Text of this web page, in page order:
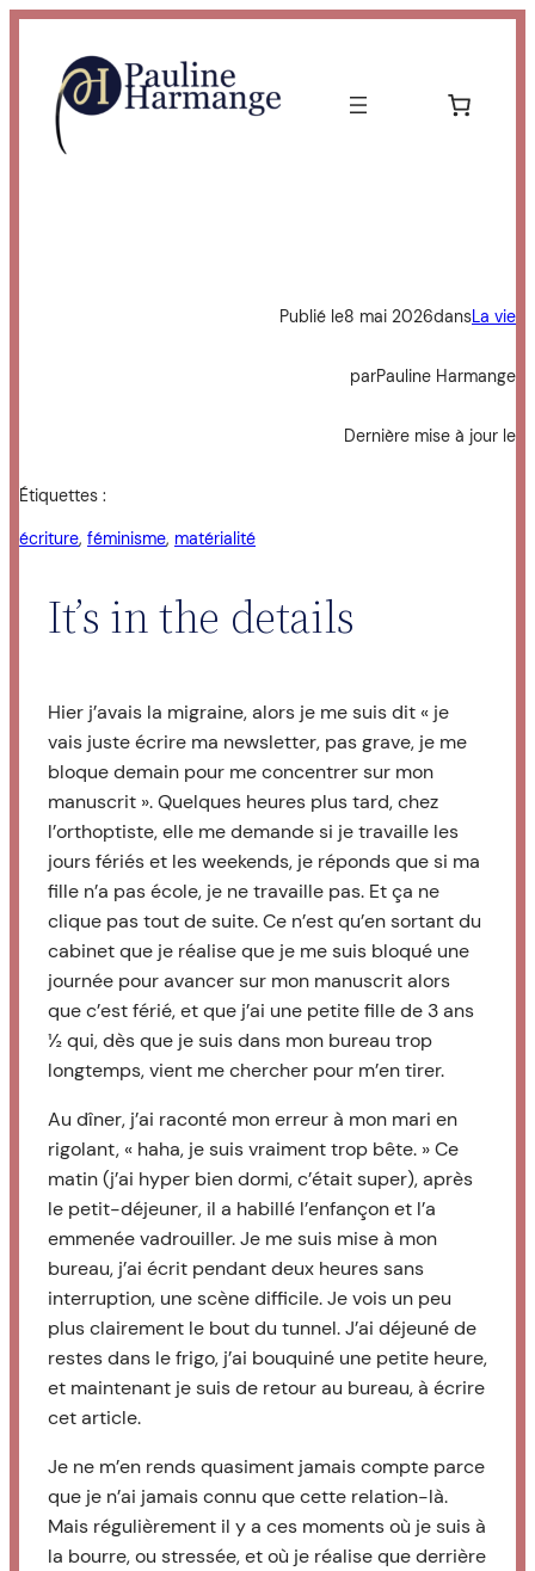
contenu
Publié le8 mai 2026dansLa vie
parPauline Harmange
Dernière mise à jour le
Étiquettes :
écriture, féminisme, matérialité
It’s in the details
Hier j’avais la migraine, alors je me suis dit « je
vais juste écrire ma newsletter, pas grave, je me
bloque demain pour me concentrer sur mon
manuscrit ». Quelques heures plus tard, chez
l’orthoptiste, elle me demande si je travaille les
jours fériés et les weekends, je réponds que si ma
fille n’a pas école, je ne travaille pas. Et ça ne
clique pas tout de suite. Ce n’est qu’en sortant du
cabinet que je réalise que je me suis bloqué une
journée pour avancer sur mon manuscrit alors
que c’est férié, et que j’ai une petite fille de 3 ans
½ qui, dès que je suis dans mon bureau trop
longtemps, vient me chercher pour m’en tirer.
Au dîner, j’ai raconté mon erreur à mon mari en
rigolant, « haha, je suis vraiment trop bête. » Ce
matin (j’ai hyper bien dormi, c’était super), après
le petit-déjeuner, il a habillé l’enfançon et l’a
emmenée vadrouiller. Je me suis mise à mon
bureau, j’ai écrit pendant deux heures sans
interruption, une scène difficile. Je vois un peu
plus clairement le bout du tunnel. J’ai déjeuné de
restes dans le frigo, j’ai bouquiné une petite heure,
et maintenant je suis de retour au bureau, à écrire
cet article.
Je ne m’en rends quasiment jamais compte parce
que je n’ai jamais connu que cette relation-là.
Mais régulièrement il y a ces moments où je suis à
la bourre, ou stressée, et où je réalise que derrière